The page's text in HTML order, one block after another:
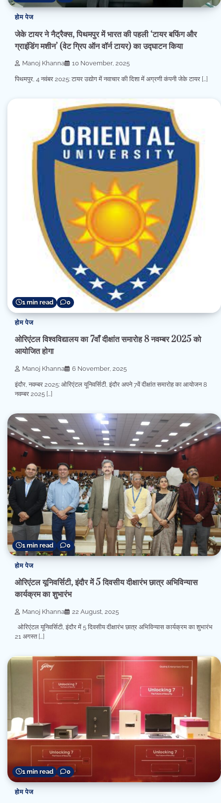
होम पेज
जेके टायर ने नैट्रैक्स, पिथमपुर में भारत की पहली ‘टायर बफिंग और
ग्राइंडिंग मशीन’ (वेट ग्रिप ऑन वॉर्न टायर) का उद्घाटन किया
Manoj Khanna 10 November, 2025
पिथमपुर, 4 नवंबर 2025: टायर उद्योग में नवाचार की दिशा में अग्रणी कंपनी जेके टायर […]
1 min read 0
होम पेज
ओरिएंटल विश्वविद्यालय का 7वाँ दीक्षांत समारोह 8 नवम्बर 2025 को
आयोजित होगा
Manoj Khanna 6 November, 2025
इंदौर, नवम्बर 2025: ओरिएंटल यूनिवर्सिटी, इंदौर अपने 7वें दीक्षांत समारोह का आयोजन 8
नवम्बर 2025 […]
1 min read 0
होम पेज
ओरिएंटल यूनिवर्सिटी, इंदौर में 5 दिवसीय दीक्षारंभ छात्र अभिविन्यास
कार्यक्रम का शुभारंभ
Manoj Khanna 22 August, 2025
ओरिएंटल यूनिवर्सिटी, इंदौर में 5 दिवसीय दीक्षारंभ छात्र अभिविन्यास कार्यक्रम का शुभारंभ
21 अगस्त […]
1 min read 0
होम पेज